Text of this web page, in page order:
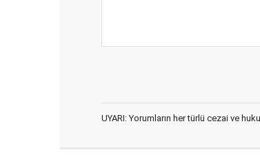
UYARI: Yorumların her türlü cezai ve